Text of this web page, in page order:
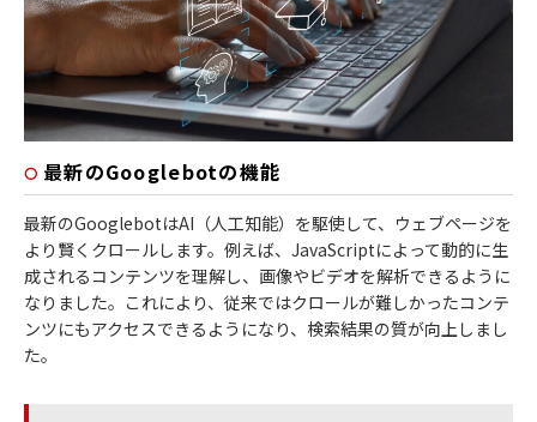
最新のGooglebotの機能
最新のGooglebotはAI（人工知能）を駆使して、ウェブページを
より賢くクロールします。例えば、JavaScriptによって動的に生
成されるコンテンツを理解し、画像やビデオを解析できるように
なりました。これにより、従来ではクロールが難しかったコンテ
ンツにもアクセスできるようになり、検索結果の質が向上しまし
た。